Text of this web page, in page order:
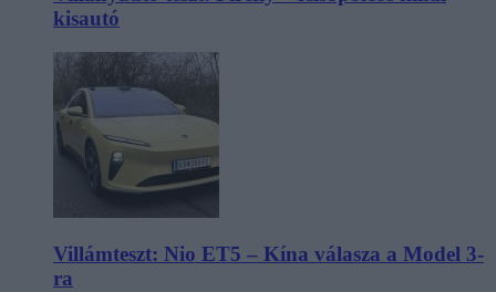
kisautó
Villámteszt: Nio ET5 – Kína válasza a Model 3-
ra